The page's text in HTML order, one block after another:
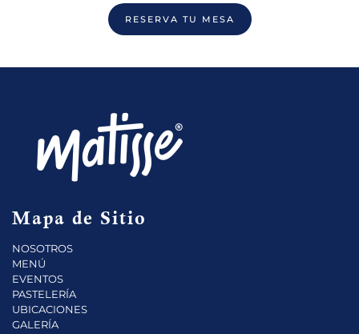
RESERVA TU MESA
Mapa de Sitio
NOSOTROS
MENÚ
EVENTOS
PASTELERÍA
UBICACIONES
GALERÍA